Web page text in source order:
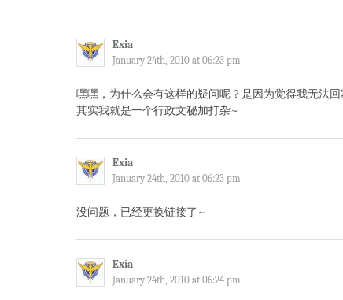
Exia
January 24th, 2010 at 06:23 pm
嘿嘿，为什么会有这样的疑问呢？是因为觉得我无法
其实我就是一个行政文秘加打杂~
Exia
January 24th, 2010 at 06:23 pm
没问题，已经更换链接了~
Exia
January 24th, 2010 at 06:24 pm